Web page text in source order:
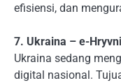
efisiensi, dan
7. Ukraina – e-
Ukraina sedang
digital nasional.